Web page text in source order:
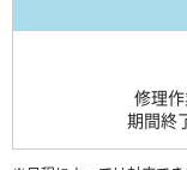
修理
期間終